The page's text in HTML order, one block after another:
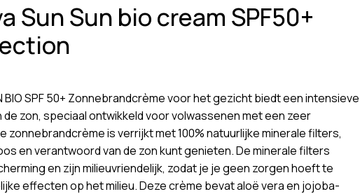
Sun Sun bio cream SPF50+
BIO SPF 50+ Zonnebrandcrème voor het gezicht biedt een intensieve
zon, speciaal ontwikkeld voor volwassenen met een zeer
zonnebrandcrème is verrijkt met 100% natuurlijke minerale filters,
en verantwoord van de zon kunt genieten. De minerale filters
en zijn milieuvriendelijk, zodat je je geen zorgen hoeft te
effecten op het milieu. Deze crème bevat aloë vera en jojoba-